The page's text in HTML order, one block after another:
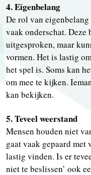
4. Eigenbelang
De rol van
vaak onderschat.
uitgesproken, maar
vormen. Het is lastig
het spel is. Soms kan
om mee te kijken.
kan bekijken.
5. Teveel weerstand
Mensen houden niet
gaat vaak gepaard met
lastig vinden. Is er
niet te beslissen’ ook